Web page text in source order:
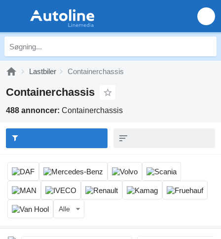
Lastbiler Containerchassis
Containerchassis
488 annoncer: Containerchassis
Alle